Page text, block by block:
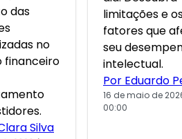
das
no
financeiro
Silva
limitações e
fatores que
seu
intelectual.
Por Eduardo
16 de maio de
00:00